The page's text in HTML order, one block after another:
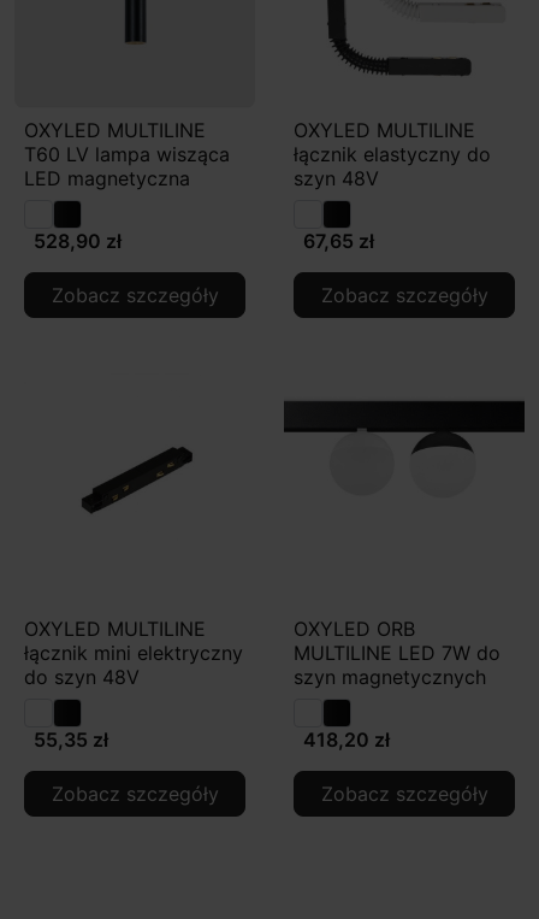
OXYLED MULTILINE
T60 LV lampa wisząca
LED magnetyczna
528,90 zł
Zobacz szczegóły
OXYLED MULTILINE
łącznik elastyczny do
szyn 48V
67,65 zł
Zobacz szczegóły
OXYLED MULTILINE
łącznik mini elektryczny
do szyn 48V
55,35 zł
Zobacz szczegóły
OXYLED ORB
MULTILINE LED 7W do
szyn magnetycznych
418,20 zł
Zobacz szczegóły